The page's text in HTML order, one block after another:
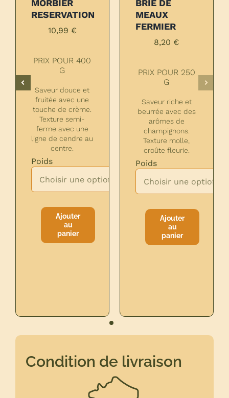
MORBIER
RESERVATION
10,99 €
PRIX POUR 400
G
Saveur douce et
fruitée avec une
touche de crème.
Texture semi-
ferme avec une
ligne de cendre au
centre.
Poids

Ajouter
au
panier
BRIE DE
MEAUX
FERMIER
8,20 €
PRIX POUR 250
G
Saveur riche et
beurrée avec des
arômes de
champignons.
Texture molle,
croûte fleurie.
Poids

Ajouter
au
panier
Condition de livraison